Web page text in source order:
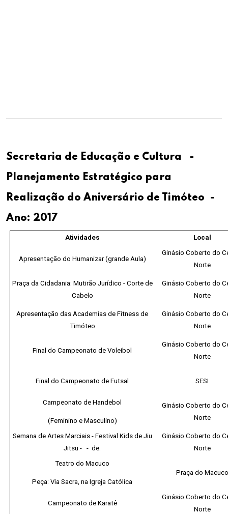
Secretaria de Educação e Cultura -
Planejamento Estratégico para
Realização do Aniversário de Timóteo -
Ano: 2017
Atividades Local
Apresentação do Humanizar (grande Aula)
Ginásio Coberto do
Norte
Praça da Cidadania: Mutirão Jurídico - Corte de
Cabelo
Ginásio Coberto do
Norte
Apresentação das Academias de Fitness de
Timóteo
Ginásio Coberto do
Norte
Final do Campeonato de Voleibol
Ginásio Coberto do
Norte
Final do Campeonato de Futsal SESI
Campeonato de Handebol
(Feminino e Masculino)
Ginásio Coberto do
Norte
Semana de Artes Marciais - Festival Kids de Jiu
Jitsu - - de.
Ginásio Coberto do
Norte
Teatro do Macuco
Peça: Via Sacra, na Igreja Católica
Praça do Macuco
Campeonato de Karatê
Ginásio Coberto do
Norte